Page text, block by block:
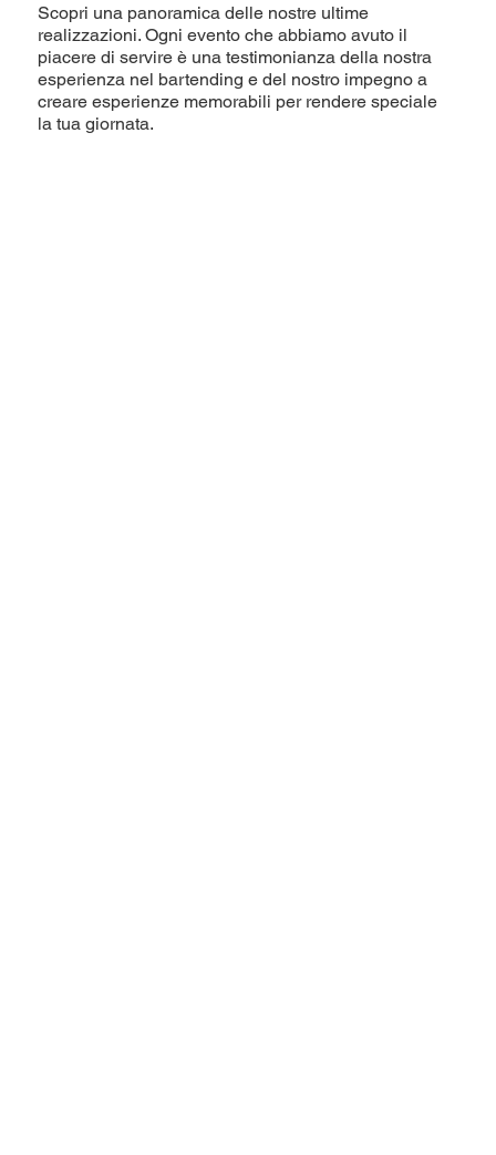
Scopri una panoramica delle nostre ultime
realizzazioni. Ogni evento che abbiamo avuto il
piacere di servire è una testimonianza della nostra
esperienza nel bartending e del nostro impegno a
creare esperienze memorabili per rendere speciale
la tua giornata.